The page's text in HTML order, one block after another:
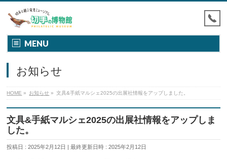
MENU
お知らせ
HOME » お知らせ » 文具&手紙マルシェ2025の出展社情報をアップしました。
文具&手紙マルシェ2025の出展社情報をアップしま
した。
投稿日 : 2025年2月12日 最終更新日時 : 2025年2月12日